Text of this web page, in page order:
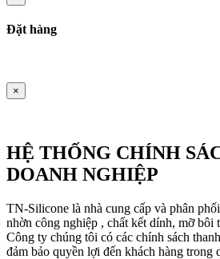
Đặt hàng
×
HỆ THỐNG CHÍNH
DOANH NGHIỆP
TN-Silicone là nhà cung cấp và phân
nhờn công nghiệp , chất kết dính, mỡ bôi
Công ty chúng tôi có các chính sách
đảm bảo quyền lợi đến khách hàng trong